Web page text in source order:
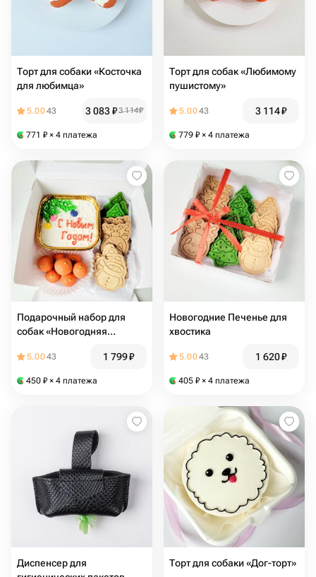
Торт для собаки «Косточка
для любимца»
5.0043 3 083₽3 114₽
771 ₽ × 4 платежа
Торт для собак «Любимому
пушистому»
5.0043 3 114₽
779 ₽ × 4 платежа
Подарочный набор для
собак «Новогодняя
5.0043 1 799₽
450 ₽ × 4 платежа
Новогодние Печенье для
хвостика
5.0043 1 620₽
405 ₽ × 4 платежа
Диспенсер для
Торт для собаки «Дог-торт»